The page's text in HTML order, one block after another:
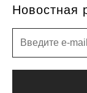
Новостная